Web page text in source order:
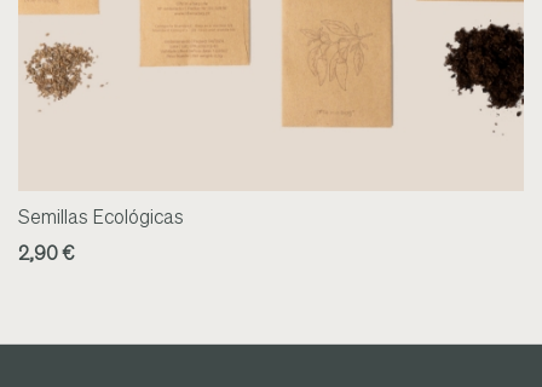
Semillas Ecológicas
2,90 €